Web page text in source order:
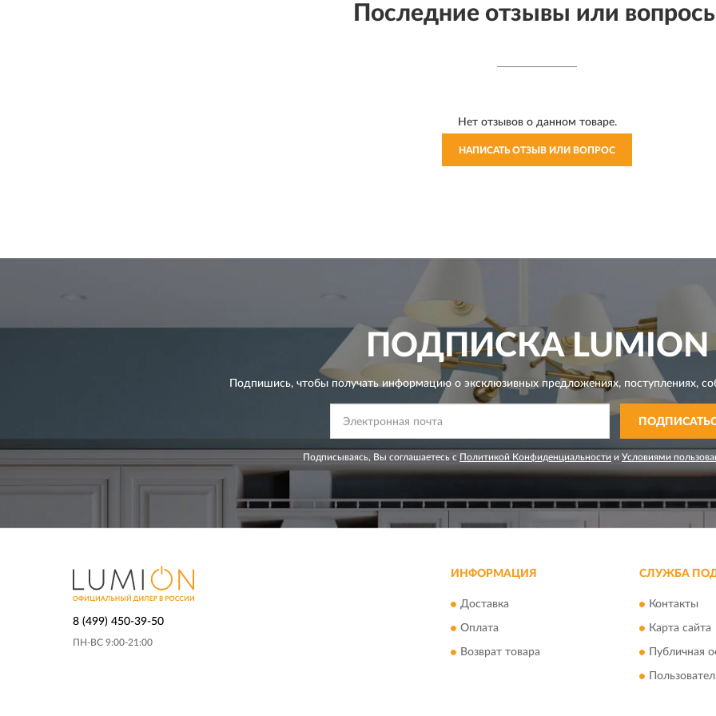
Последние отзывы или
Нет отзывов о данном товаре.
НАПИСАТЬ ОТЗЫВ ИЛИ ВОПРОС
ПОДПИСКАLUMION
Подпишись, чтобы получать информацию о эксклюзивных предложениях,поступлениях,
Подписываясь, Вы соглашаетесь с Политикой Конфиденциальности и Условиями
8 (499) 450-39-50
ПН-ВС 9:00-21:00
ИНФОРМАЦИЯ
Доставка
Оплата
Возврат товара
СЛУЖБА
Контакты
Карта сайта
Публичная